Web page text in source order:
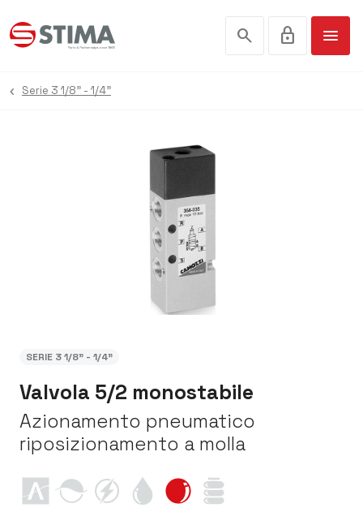
search lock menu
Serie 3 1/8” - 1/4”
SERIE 3 1/8” - 1/4”
Valvola 5/2 monostabile
Azionamento pneumatico
riposizionamento a molla